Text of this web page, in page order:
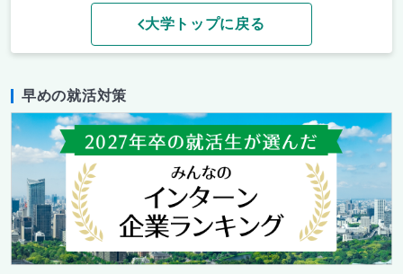
大学トップに戻る
早めの就活対策